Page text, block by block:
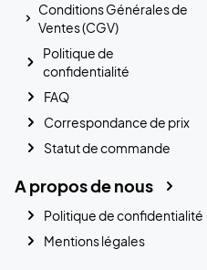
Conditions Générales de
Ventes (CGV)
Politique de
confidentialité
FAQ
Correspondance de prix
Statut de commande
A propos de nous
Politique de confidentialité
Mentions légales